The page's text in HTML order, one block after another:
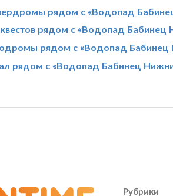
рядом с «Водопад
квестов рядом с «Водопад Бабинец
рядом с «Водопад Бабинец
рядом с «Водопад Бабинец
Рубрики